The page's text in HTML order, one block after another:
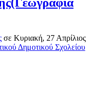
σε Κυριακή, 27 Απρίλιος
Δημοτικού Σχολείου